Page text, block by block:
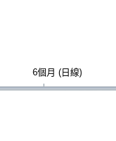
6個月 (日線)